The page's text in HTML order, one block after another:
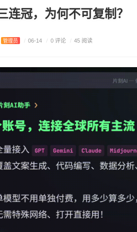
连冠，为何不可复制？
管理员 / 06-14 / 0 评论 / 45 阅读